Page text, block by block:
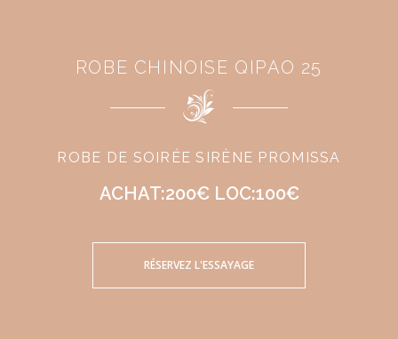
ROBE CHINOISE QIPAO 25
ROBE DE SOIRÉE SIRÈNE PROMISSA
ACHAT:200€ LOC:100€
RÉSERVEZ L'ESSAYAGE